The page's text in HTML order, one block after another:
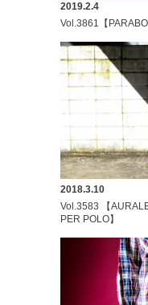
2019.2.4
Vol.3861【
2018.3.10
Vol.3583 【
PER POLO】